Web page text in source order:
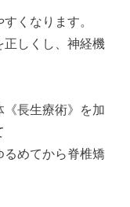
くなります。
正しくし、神経機
長生療術》を加
めてから脊椎矯